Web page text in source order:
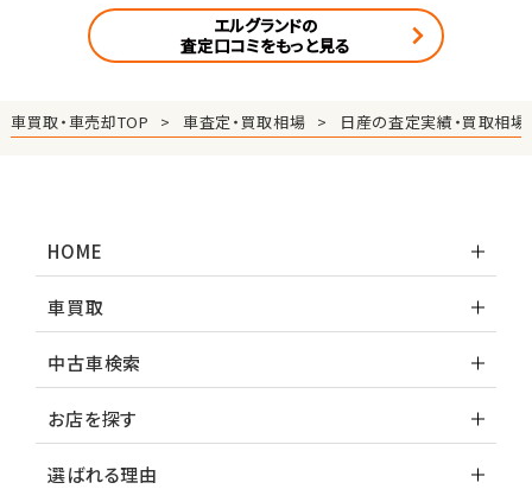
エルグランドの
査定口コミをもっと見る
車買取・車売却TOP 車査定・買取相場 日産の査定実績・買取相場
HOME
車買取
中古車検索
お店を探す
選ばれる理由